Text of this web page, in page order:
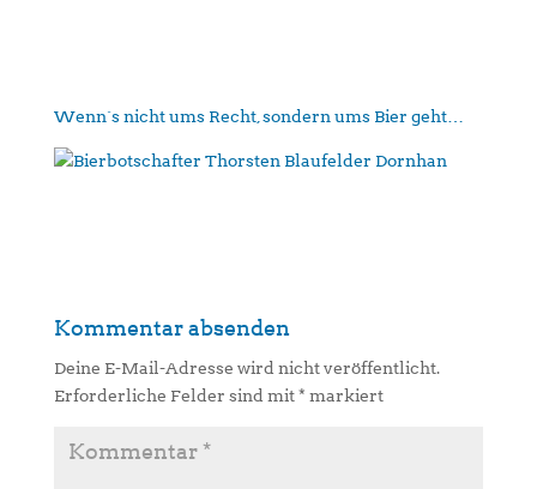
Wenn´s nicht ums Recht, sondern ums Bier geht…
Kommentar absenden
Deine E-Mail-Adresse wird nicht veröffentlicht.
Erforderliche Felder sind mit* markiert